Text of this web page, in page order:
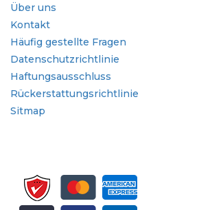
Über uns
Kontakt
Häufig gestellte Fragen
Datenschutzrichtlinie
Haftungsausschluss
Rückerstattungsrichtlinie
Sitmap